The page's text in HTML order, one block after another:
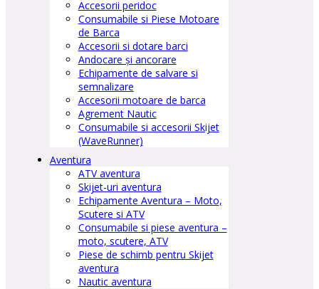
Accesorii peridoc
Consumabile si Piese Motoare
de Barca
Accesorii si dotare barci
Andocare și ancorare
Echipamente de salvare si
semnalizare
Accesorii motoare de barca
Agrement Nautic
Consumabile si accesorii Skijet
(WaveRunner)
Aventura
ATV aventura
Skijet-uri aventura
Echipamente Aventura – Moto,
Scutere si ATV
Consumabile si piese aventura –
moto, scutere, ATV
Piese de schimb pentru Skijet
aventura
Nautic aventura